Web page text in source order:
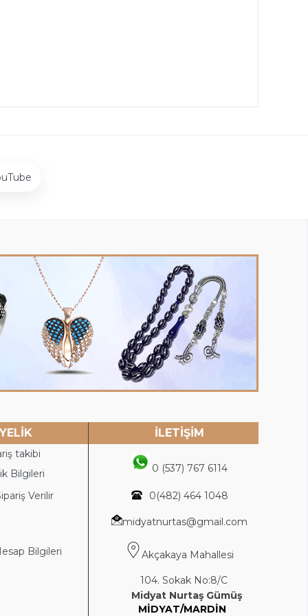
İLETİŞİM
takibi
0 (537) 767 6114
Bilgileri
Verilir
0(482) 464 1048
midyatnurtas@gmail.com
Bilgileri Akçakaya Mahallesi
104. Sokak No:8/C
Midyat Nurtaş Gümüş
MİDYAT/MARDİN